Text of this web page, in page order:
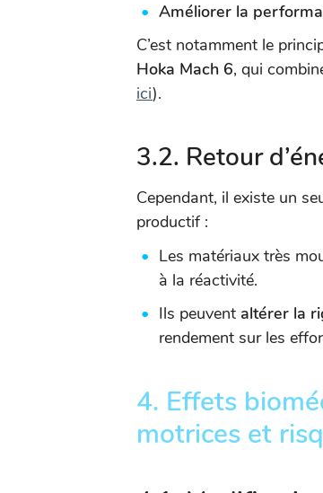
Améliorer la
C’est notamment le
Hoka Mach 6, qui
ici).
3.2. Retour
Cependant, il existe un
productif :
Les matériaux très
à la réactivité.
Ils peuvent altérer la
rendement sur les
4. Effets
motrices et